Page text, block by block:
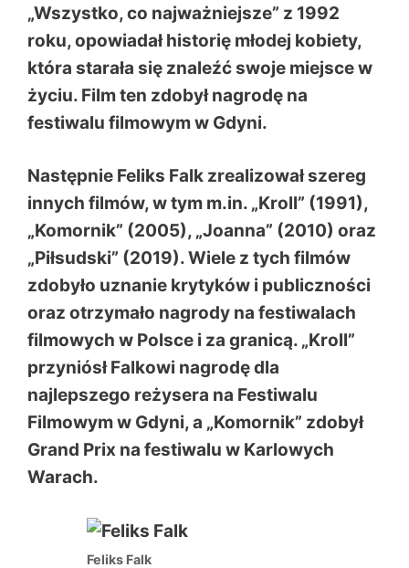
„Wszystko, co najważniejsze” z 1992
roku, opowiadał historię młodej kobiety,
która starała się znaleźć swoje miejsce w
życiu. Film ten zdobył nagrodę na
festiwalu filmowym w Gdyni.
Następnie Feliks Falk zrealizował szereg
innych filmów, w tym m.in. „Kroll” (1991),
„Komornik” (2005), „Joanna” (2010) oraz
„Piłsudski” (2019). Wiele z tych filmów
zdobyło uznanie krytyków i publiczności
oraz otrzymało nagrody na festiwalach
filmowych w Polsce i za granicą. „Kroll”
przyniósł Falkowi nagrodę dla
najlepszego reżysera na Festiwalu
Filmowym w Gdyni, a „Komornik” zdobył
Grand Prix na festiwalu w Karlowych
Warach.
Feliks Falk